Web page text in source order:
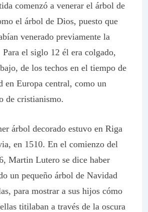
comenzó a venerar el árbol de
el árbol de Dios, puesto que
venerado previamente la
Para el siglo 12 él era colgado,
de los techos en el tiempo de
en Europa central, como un
de cristianismo.
árbol decorado estuvo en Riga
en 1510. En el comienzo del
Martin Lutero se dice haber
un pequeño árbol de Navidad
para mostrar a sus hijos cómo
titilaban a través de la oscura